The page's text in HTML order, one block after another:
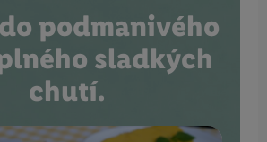
podmanivého
sladkých
chutí.